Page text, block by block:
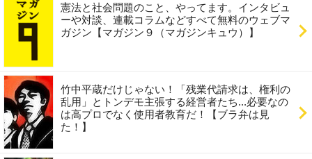
憲法と社会問題のこと、やってます。インタビュ
ーや対談、連載コラムなどすべて無料のウェブマ
ガジン【マガジン９（マガジンキュウ）】
竹中平蔵だけじゃない！「残業代請求は、権利の
乱用」とトンデモ主張する経営者たち...必要なの
は高プロでなく使用者教育だ！【ブラ弁は見
た！】